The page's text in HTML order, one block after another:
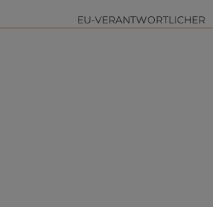
EU-VERANTWORTLICHER